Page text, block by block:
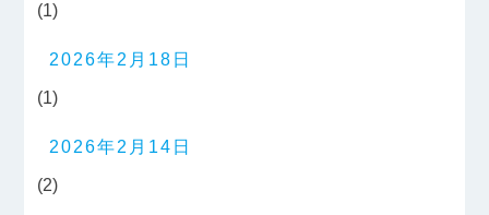
(1)
2026年2月18日
(1)
2026年2月14日
(2)